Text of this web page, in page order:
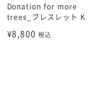
Donation for more
trees_ブレスレット K
¥8,800税込